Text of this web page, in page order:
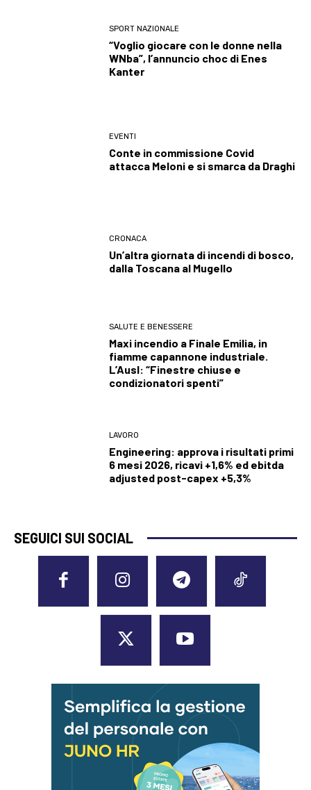
SPORT NAZIONALE
“Voglio giocare con le donne nella
WNba”, l’annuncio choc di Enes
Kanter
EVENTI
Conte in commissione Covid
attacca Meloni e si smarca da Draghi
CRONACA
Un’altra giornata di incendi di bosco,
dalla Toscana al Mugello
SALUTE E BENESSERE
Maxi incendio a Finale Emilia, in
fiamme capannone industriale.
L’Ausl: “Finestre chiuse e
condizionatori spenti”
LAVORO
Engineering: approva i risultati primi
6 mesi 2026, ricavi +1,6% ed ebitda
adjusted post-capex +5,3%
SEGUICI SUI SOCIAL